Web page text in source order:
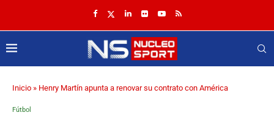
Inicio » Henry Martín apunta a renovar su contrato con América
Fútbol